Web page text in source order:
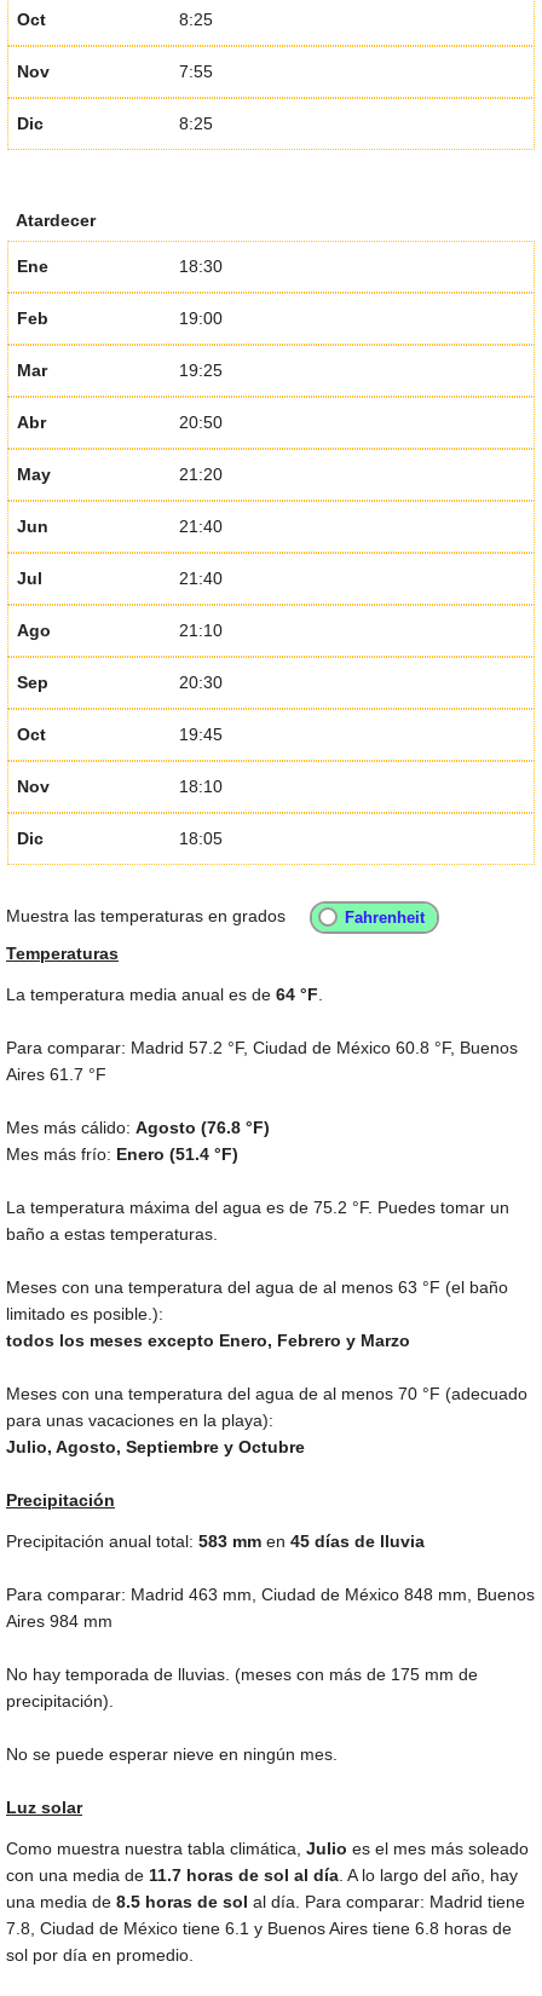
Oct 8:25
Nov 7:55
Dic 8:25
Atardecer
Ene 18:30
Feb 19:00
Mar 19:25
Abr 20:50
May 21:20
Jun 21:40
Jul 21:40
Ago 21:10
Sep 20:30
Oct 19:45
Nov 18:10
Dic 18:05
Muestra las temperaturas en grados
Temperaturas
La temperatura media anual es de 64 °F.
Para comparar: Madrid 57.2 °F, Ciudad de México 60.8 °F, Buenos
Aires 61.7 °F
Mes más cálido: Agosto (76.8 °F)
Mes más frío: Enero (51.4 °F)
La temperatura máxima del agua es de 75.2 °F. Puedes tomar un
baño a estas temperaturas.
Meses con una temperatura del agua de al menos 63 °F (el baño
limitado es posible.):
todos los meses excepto Enero, Febrero y Marzo
Meses con una temperatura del agua de al menos 70 °F (adecuado
para unas vacaciones en la playa):
Julio, Agosto, Septiembre y Octubre
Precipitación
Precipitación anual total: 583 mm en 45 días de lluvia
Para comparar: Madrid 463 mm, Ciudad de México 848 mm, Buenos
Aires 984 mm
No hay temporada de lluvias. (meses con más de 175 mm de
precipitación).
No se puede esperar nieve en ningún mes.
Luz solar
Como muestra nuestra tabla climática, Julio es el mes más soleado
con una media de 11.7 horas de sol al día. A lo largo del año, hay
una media de 8.5 horas de sol al día. Para comparar: Madrid tiene
7.8, Ciudad de México tiene 6.1 y Buenos Aires tiene 6.8 horas de
sol por día en promedio.